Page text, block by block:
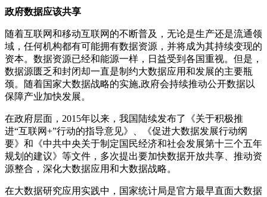
政府数据应该共享
随着互联网和移动互联网的不断普及，无论是生产还是流通领
域，任何机构都有可能拥有数据资源，并将成为其持续变现的
资本。数据资源已经和能源一样，日益受到各国重视。但是，
数据源匮乏和封闭却一直是制约大数据应用和发展的主要瓶
颈。随着国家大数据战略的实施,政府会持续推动公开数据以
保障产业加快发展。
在政府层面，2015年以来，我国陆续发布了《关于积极推
进“互联网+”行动的指导意见》、《促进大数据发展行动纲
要》和《中共中央关于制定国民经济和社会发展第十三个五年
规划的建议》等文件，多次提出要加快数据开放共享、推动资
源整合，深化大数据应用和大数据战略。
在大数据研究应用实践中，国家统计局是官方最早直面大数据